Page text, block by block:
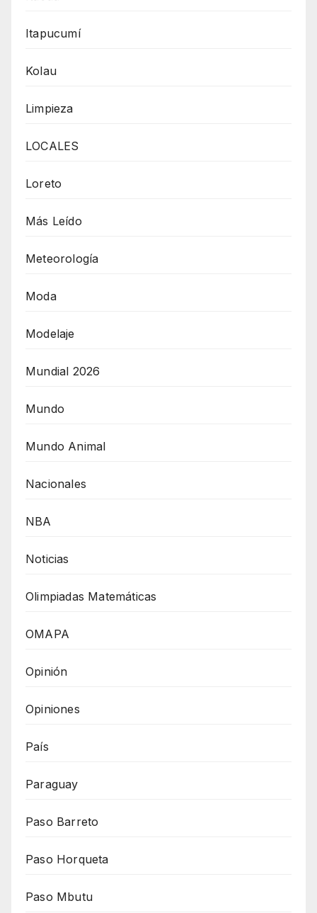
Itapucumí
Kolau
Limpieza
LOCALES
Loreto
Más Leído
Meteorología
Moda
Modelaje
Mundial 2026
Mundo
Mundo Animal
Nacionales
NBA
Noticias
Olimpiadas Matemáticas
OMAPA
Opinión
Opiniones
País
Paraguay
Paso Barreto
Paso Horqueta
Paso Mbutu